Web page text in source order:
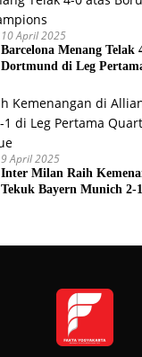
10 April 2025
Barcelona Menang Telak
Dortmund di Leg
9 April 2025
Inter Milan Raih
Tekuk Bayern Munich 2-